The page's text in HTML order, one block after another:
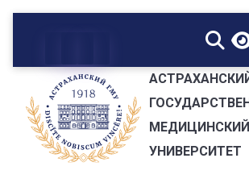
МЕДИЦИНСКИЙ
УНИВЕРСИТЕТ